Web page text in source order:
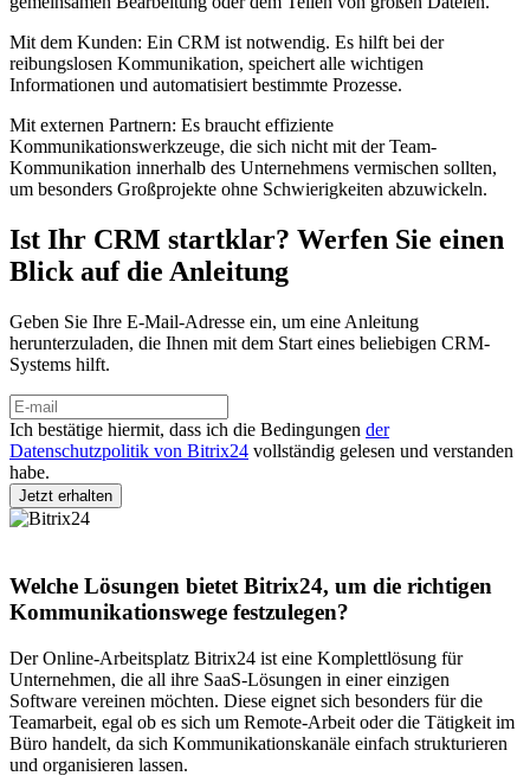
Mit dem Kunden: Ein CRM ist notwendig. Es hilft bei der
reibungslosen Kommunikation, speichert alle wichtigen
Informationen und automatisiert bestimmte Prozesse.
Mit externen Partnern: Es braucht effiziente
Kommunikationswerkzeuge, die sich nicht mit der Team-
Kommunikation innerhalb des Unternehmens vermischen sollten,
um besonders Großprojekte ohne Schwierigkeiten abzuwickeln.
Ist Ihr CRM startklar? Werfen Sie einen
Blick auf die Anleitung
Geben Sie Ihre E-Mail-Adresse ein, um eine Anleitung
herunterzuladen, die Ihnen mit dem Start eines beliebigen CRM-
Systems hilft.
Ich bestätige hiermit, dass ich die Bedingungen der
Datenschutzpolitik von Bitrix24 vollständig gelesen und verstanden
habe.
Welche Lösungen bietet Bitrix24, um die richtigen
Kommunikationswege festzulegen?
Der Online-Arbeitsplatz Bitrix24 ist eine Komplettlösung für
Unternehmen, die all ihre SaaS-Lösungen in einer einzigen
Software vereinen möchten. Diese eignet sich besonders für die
Teamarbeit, egal ob es sich um Remote-Arbeit oder die Tätigkeit im
Büro handelt, da sich Kommunikationskanäle einfach strukturieren
und organisieren lassen.